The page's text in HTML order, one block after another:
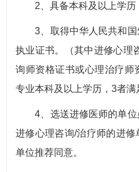
2、具备本科及以上学历
3、取得中华人民共和国
执业证书。（其中进修心理
询师资格证书或心理治疗师
专业本科及以上学历，3者满
4、选送进修医师的单位
进修心理咨询/治疗师的进
单位推荐同意。